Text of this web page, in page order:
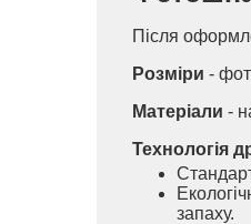
Після
Розміри -
Матеріали -
Технологія
запаху.